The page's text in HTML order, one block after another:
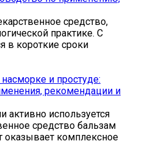
средство,
практике. С
в короткие сроки
и простуде:
рекомендации и
активно используется
средство бальзам
оказывает комплексное